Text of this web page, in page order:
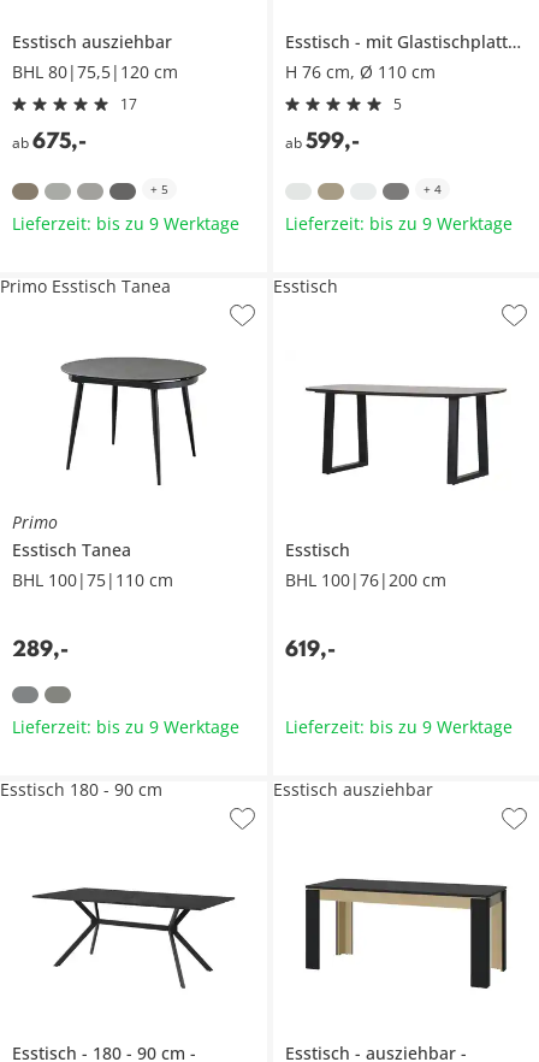
Esstisch ausziehbar
BHL 80|75,5|120 cm
17
ab675,-
+ 5
Lieferzeit: bis zu 9 Werktage
Esstisch
mit Glastischplatte
H 76 cm, Ø 110 cm
5
ab 599,-
+ 4
Lieferzeit: bis zu 9 Werktage
Primo
Esstisch Tanea
BHL 100|75|110 cm
289,-
Primo Esstisch Tanea
Lieferzeit: bis zu 9 Werktage
Esstisch
BHL 100|76|200 cm
619,-
Esstisch
Lieferzeit: bis zu 9 Werktage
Esstisch
180 - 90 cm
Esstisch 180 - 90 cm
Esstisch
ausziehbar
Esstisch ausziehbar